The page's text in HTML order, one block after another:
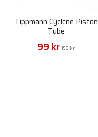
Tippmann Cyclone Piston
Tube
99 kr 199 kr